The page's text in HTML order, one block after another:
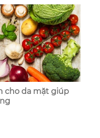
cho da mặt giúp